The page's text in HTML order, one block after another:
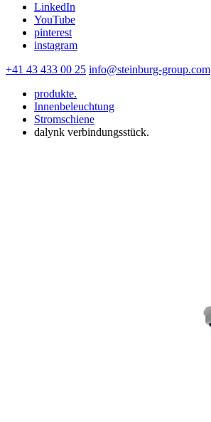
LinkedIn
YouTube
pinterest
instagram
+41 43 433 00 25 info@steinburg-group.com
produkte.
Innenbeleuchtung
Stromschiene
dalynk verbindungsstück.